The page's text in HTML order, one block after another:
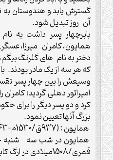
گسترش یابد و هندوستان
آن روز تبدیل شود.
بابرچهار پسر داشت به
همایون، کامران میرزا،
دختر به نام های گلرنگ
که هر سه از یک مادر بودند.
وسیعش را بین چهار پسر
امپراتور دهلی گردید؛
کرد و دو پسر دیگر را برای
بزرگ آنها تعیین نمود.
همایون : (937ق/1530م-963ق/1556م)